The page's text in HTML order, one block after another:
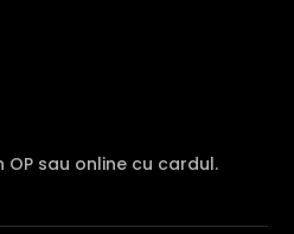
sau online cu cardul.